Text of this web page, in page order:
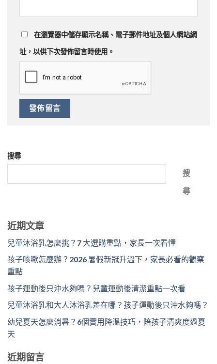
在瀏覽器中儲存顯示名稱、電子郵件地址及個人網站網
址，以供下次發佈留言時使用。
搜尋
搜
尋
近期文章
兒童沐浴乳怎麼挑？7 大選購重點，家長一次看懂
孩子咳嗽怎麼辦？2026 暑假新冠升溫下，家長必看的觀察
重點
孩子運動後只沖水夠嗎？兒童運動後清潔重點一次看
兒童沐浴乳和大人沐浴乳差在哪？孩子運動後只沖水夠嗎？
幼兒夏天怎麼消暑？6個實用降溫技巧，陪孩子清爽度過夏
天
近期留言